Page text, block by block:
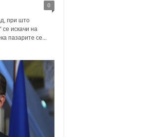
0
при што
се искачи на
пазарите се...